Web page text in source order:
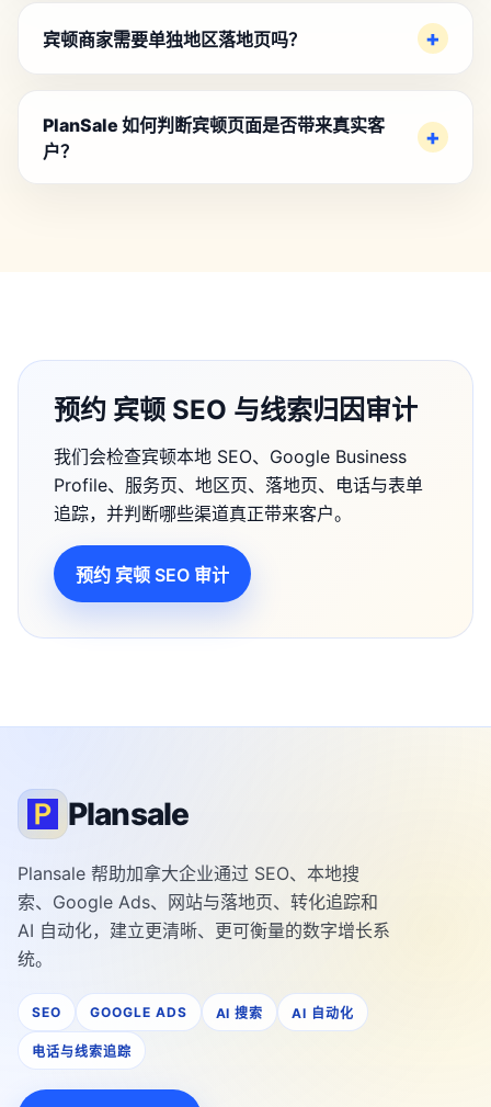
宾顿商家需要单独地区落地页吗？
PlanSale 如何判断宾顿页面是否带来真实客
户？
预约 宾顿 SEO 与线索归因审计
我们会检查宾顿本地 SEO、Google Business
Profile、服务页、地区页、落地页、电话与表单
追踪，并判断哪些渠道真正带来客户。
预约 宾顿 SEO 审计
Plansale
Plansale 帮助加拿大企业通过 SEO、本地搜
索、Google Ads、网站与落地页、转化追踪和
AI 自动化，建立更清晰、更可衡量的数字增长系
统。
SEO GOOGLE ADS AI 搜索 AI 自动化
电话与线索追踪